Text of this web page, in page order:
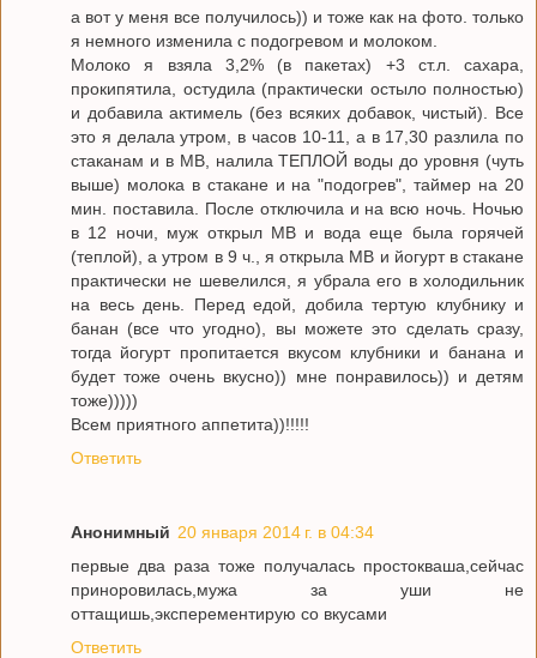
а вот у меня все получилось)) и тоже как на фото. только
я немного изменила с подогревом и молоком.
Молоко я взяла 3,2% (в пакетах) +3 ст.л. сахара,
прокипятила, остудила (практически остыло полностью)
и добавила актимель (без всяких добавок, чистый). Все
это я делала утром, в часов 10-11, а в 17,30 разлила по
стаканам и в МВ, налила ТЕПЛОЙ воды до уровня (чуть
выше) молока в стакане и на "подогрев", таймер на 20
мин. поставила. После отключила и на всю ночь. Ночью
в 12 ночи, муж открыл МВ и вода еще была горячей
(теплой), а утром в 9 ч., я открыла МВ и йогурт в стакане
практически не шевелился, я убрала его в холодильник
на весь день. Перед едой, добила тертую клубнику и
банан (все что угодно), вы можете это сделать сразу,
тогда йогурт пропитается вкусом клубники и банана и
будет тоже очень вкусно)) мне понравилось)) и детям
тоже)))))
Всем приятного аппетита))!!!!!
Ответить
Анонимный 20 января 2014 г. в 04:34
первые два раза тоже получалась простокваша,сейчас
приноровилась,мужа за уши не
оттащишь,эксперементирую со вкусами
Ответить